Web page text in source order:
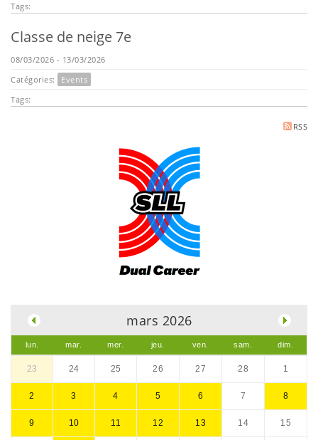
Tags:
Classe de neige 7e
08/03/2026 - 13/03/2026
Catégories:
Events
Tags:
RSS
mars 2026
lun. mar. mer. jeu. ven. sam. dim.
23 24 25 26 27 28 1
2 3 4 5 6 7 8
9 10 11 12 13 14 15